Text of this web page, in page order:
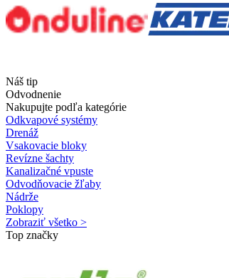
Náš tip
Odvodnenie
Nakupujte podľa kategórie
Odkvapové systémy
Drenáž
Vsakovacie bloky
Revízne šachty
Kanalizačné vpuste
Odvodňovacie žľaby
Nádrže
Poklopy
Zobraziť všetko >
Top značky